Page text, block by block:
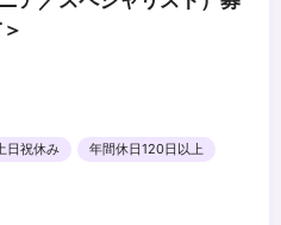
日祝休み
年間休日120日以上